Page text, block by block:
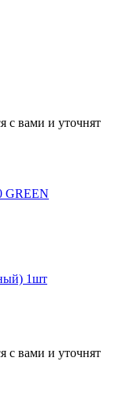
с вами и уточнят
1шт
с вами и уточнят